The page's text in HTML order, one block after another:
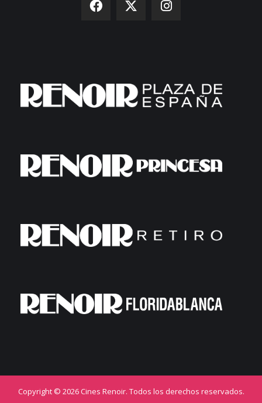
Copyright © 2026 Cines Renoir. Todos los derechos reservados.